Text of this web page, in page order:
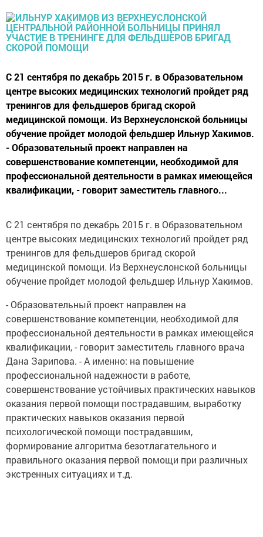
С 21 сентября по декабрь 2015 г. в Образовательном
центре высоких медицинских технологий пройдет ряд
тренингов для фельдшеров бригад скорой
медицинской помощи. Из Верхнеуслонской больницы
обучение пройдет молодой фельдшер Ильнур Хакимов.
- Образовательный проект направлен на
совершенствование компетенции, необходимой для
профессиональной деятельности в рамках имеющейся
квалификации, - говорит заместитель главного...
С 21 сентября по декабрь 2015 г. в Образовательном
центре высоких медицинских технологий пройдет ряд
тренингов для фельдшеров бригад скорой
медицинской помощи. Из Верхнеуслонской больницы
обучение пройдет молодой фельдшер Ильнур Хакимов.
- Образовательный проект направлен на
совершенствование компетенции, необходимой для
профессиональной деятельности в рамках имеющейся
квалификации, - говорит заместитель главного врача
Дана Зарипова. - А именно: на повышение
профессиональной надежности в работе,
совершенствование устойчивых практических навыков
оказания первой помощи пострадавшим, выработку
практических навыков оказания первой
психологической помощи пострадавшим,
формирование алгоритма безотлагательного и
правильного оказания первой помощи при различных
экстренных ситуациях и т.д.